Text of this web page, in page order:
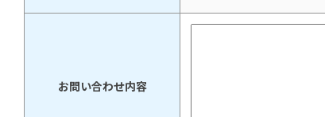
お問い合わせ内容